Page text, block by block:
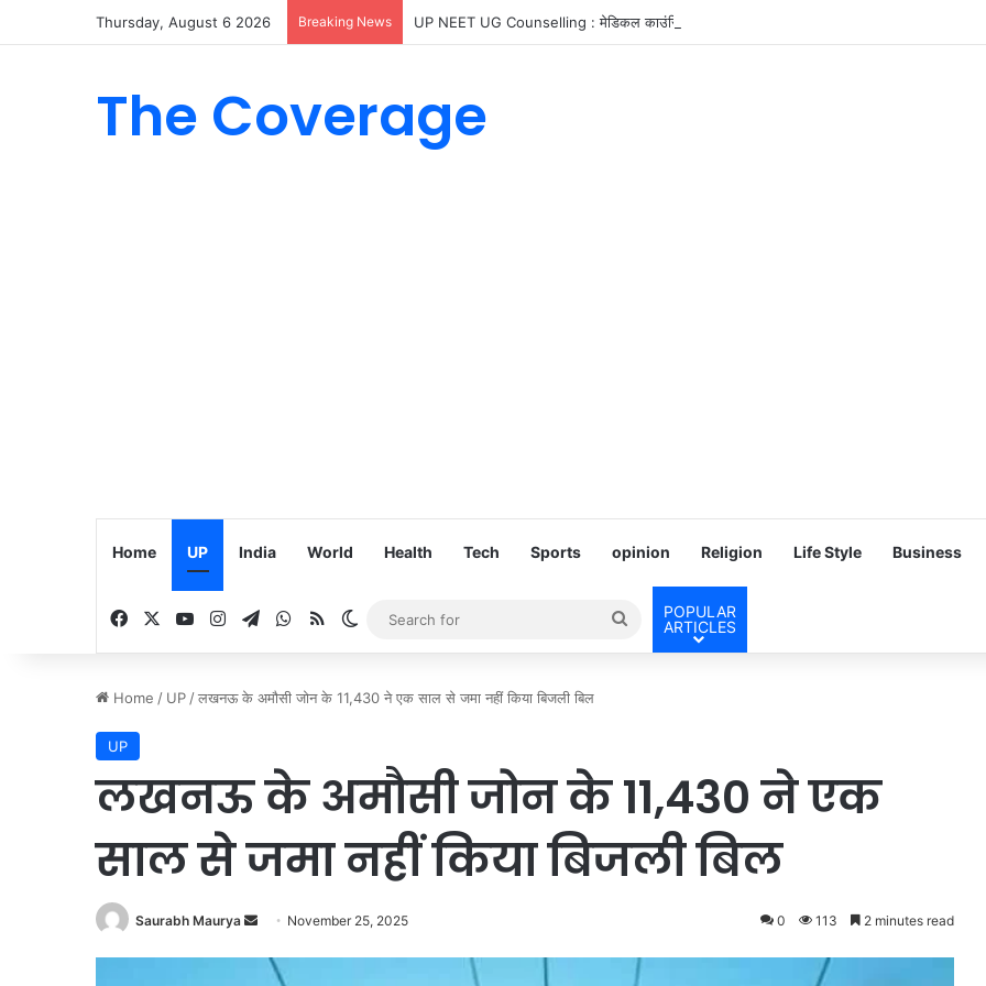
Thursday, August 6 2026 Breaking News UP NEET UG Counselling : मेडिकल काउंसिलिंग के लिए गाइडलाइन जारी, जानें रजिस्ट्रेशन, फीस और
The Coverage
Home UP India World Health Tech Sports opinion Religion Life Style Business
Facebook YouTubeInstagramTelegramWhatsApp
RSS Switch skin
Search
for
POPULAR
ARTICLES
Home / UP /लखनऊ के अमौसी जोन के 11,430 ने एक साल से जमा नहीं किया बिजली बिल
UP
लखनऊ के अमौसी जोन के 11,430 ने एक
साल से जमा नहीं किया बिजली बिल
Saurabh Maurya November 25, 2025 0 113 2 minutes read